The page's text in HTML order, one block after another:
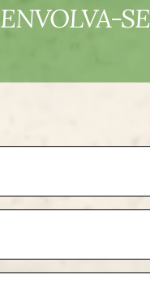
ENVOLVA-SE